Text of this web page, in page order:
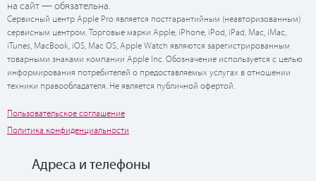
на сайт — обязательна.
Сервисный центр Apple Pro является постгарантийным (неавторизованным)
сервисным центром. Торговые марки Apple, iPhone, iPod, iPad, Mac, iMac,
iTunes, MacBook, iOS, Mac OS, Apple Watch являются зарегистрированным
товарными знаками компании Apple Inc. Обозначение используется с целью
информирования потребителей о предоставляемых услугах в отношении
техники правообладателя. Не является публичной офертой.
Пользовательское соглашение
Политика конфиденциальности
Адреса и телефоны